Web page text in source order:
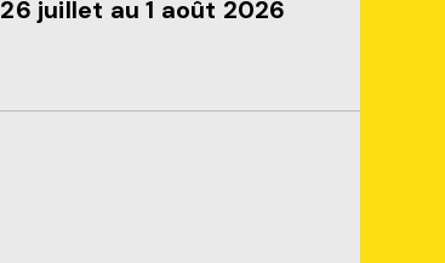
26 juillet au 1 août 2026